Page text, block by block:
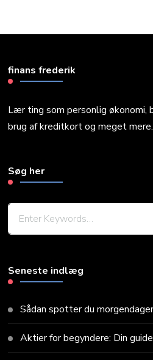
finans frederik
Lær ting som personlig økonomi,
brug af kreditkort og meget mere.
Søg her
Seneste indlæg
Sådan spotter du
Aktier for begyndere: Din